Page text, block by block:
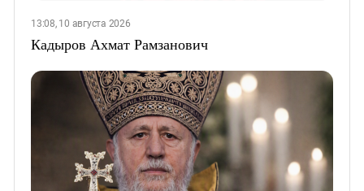
13:08, 10 августа 2026
Кадыров Ахмат Рамзанович